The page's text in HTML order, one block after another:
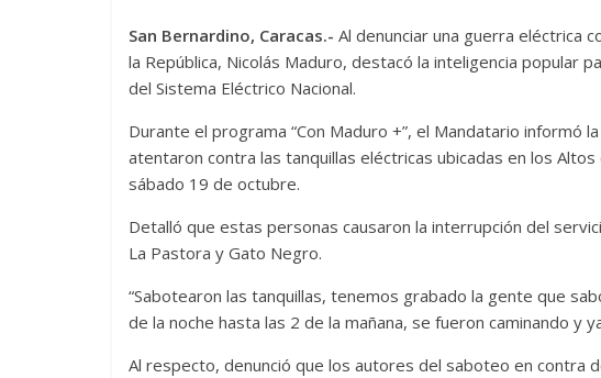
San Bernardino, Caracas.- Al denunciar una guerra eléctrica
la República, Nicolás Maduro, destacó la inteligencia popular
del Sistema Eléctrico Nacional.
Durante el programa “Con Maduro +”, el Mandatario informó
atentaron contra las tanquillas eléctricas ubicadas en los
sábado 19 de octubre.
Detalló que estas personas causaron la interrupción del
La Pastora y Gato Negro.
“Sabotearon las tanquillas, tenemos grabado la gente que
de la noche hasta las 2 de la mañana, se fueron caminando y
Al respecto, denunció que los autores del saboteo en contra